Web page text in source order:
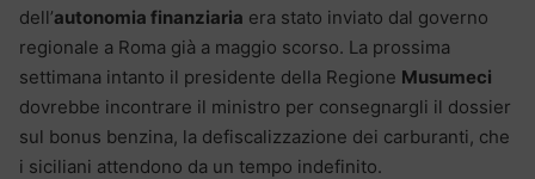
dell’autonomia finanziaria era stato inviato dal governo
regionale a Roma già a maggio scorso. La prossima
settimana intanto il presidente della Regione Musumeci
dovrebbe incontrare il ministro per consegnargli il dossier
sul bonus benzina, la defiscalizzazione dei carburanti, che
i siciliani attendono da un tempo indefinito.